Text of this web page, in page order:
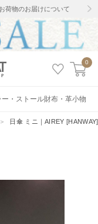
荷物のお届けについて
0
ー・ストール財布・革小物
日傘 ミニ｜AIREY [HANWAY]